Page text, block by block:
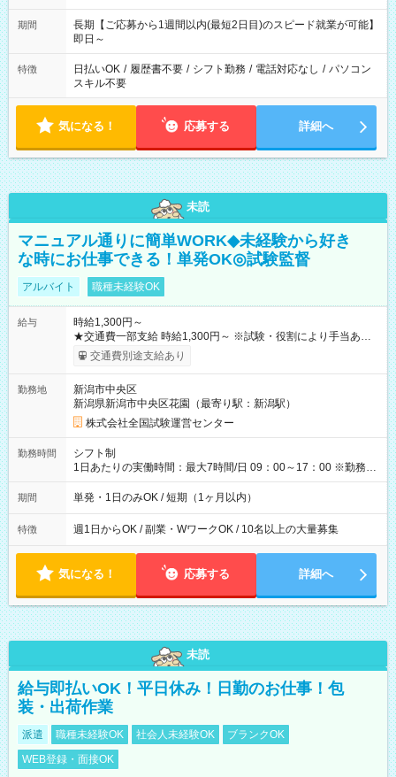
期間
長期【ご応募から1週間以内(最短2日目)のスピード就業が可能】
即日～
特徴 日払いOK / 履歴書不要 / シフト勤務 / 電話対応なし / パソコン
スキル不要
気になる！ 応募する 詳細へ
未読
マニュアル通りに簡単WORK◆未経験から好き
な時にお仕事できる！単発OK◎試験監督
アルバイト 職種未経験OK
給与
時給1,300円～
★交通費一部支給 時給1,300円～ ※試験・役割により手当あり
※勤務回数により昇給あり 【即給（前払い）オプションあ
り！】 希望される場合、勤務から1週間ほどで給与の一部を受け
例】 ・河合塾模擬試験 8:30～17:30（休憩1時間） 時給1,300円
×8時間＝日収10,400円＋交通費 ※当日の役割により時給＋100
円の場合あり ・国家試験 7:00～13:30（休憩なし） 時給1,300
円（役割手当＋100円）×6時間＝日収8,400円＋交通費 【試用期
間】試用期間なし
交通費別途支給あり
勤務地
新潟市中央区
新潟県新潟市中央区花園（最寄り駅：新潟駅）
株式会社全国試験運営センター
勤務時間
シフト制
1日あたりの実働時間：最大7時間/日 09：00～17：00 ※勤務時
間は 試験により異なります。
期間 単発・1日のみOK / 短期（1ヶ月以内）
特徴 週1日からOK / 副業・WワークOK / 10名以上の大量募集
気になる！ 応募する 詳細へ
未読
給与即払いOK！平日休み！日勤のお仕事！包
装・出荷作業
派遣 職種未経験OK 社会人未経験OK
ブランクOK
WEB登録・面接OK